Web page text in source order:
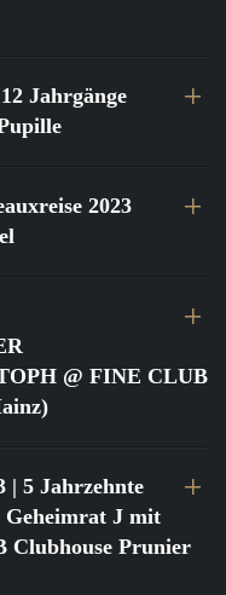
Jahrgänge
2023
@ FINE CLUB
| 5 Jahrzehnte
Geheimrat J mit
Clubhouse Prunier